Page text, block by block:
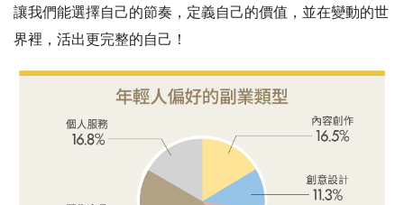
讓我們能選擇自己的節奏，定義自己的價值，並在變動的世
界裡，活出更完整的自己！